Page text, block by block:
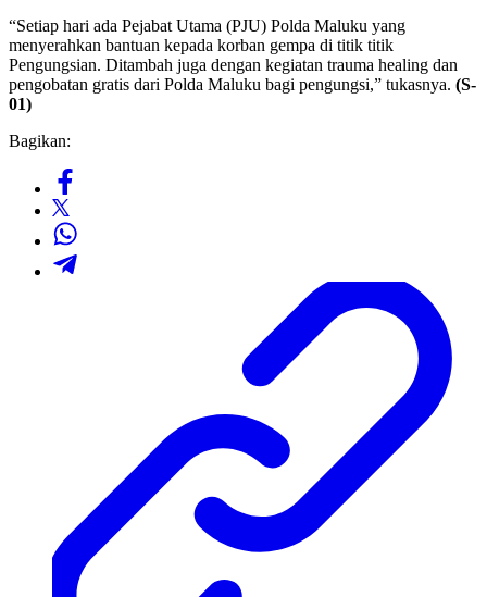
“Setiap hari ada Pejabat Utama (PJU) Polda Maluku yang
menyerahkan bantuan kepada korban gempa di titik titik
Pengungsian. Ditambah juga dengan kegiatan trauma healing dan
pengobatan gratis dari Polda Maluku bagi pengungsi,” tukasnya. (S-
01)
Bagikan: